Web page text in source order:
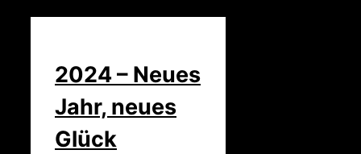
2024 – Neues
Jahr, neues
Glück